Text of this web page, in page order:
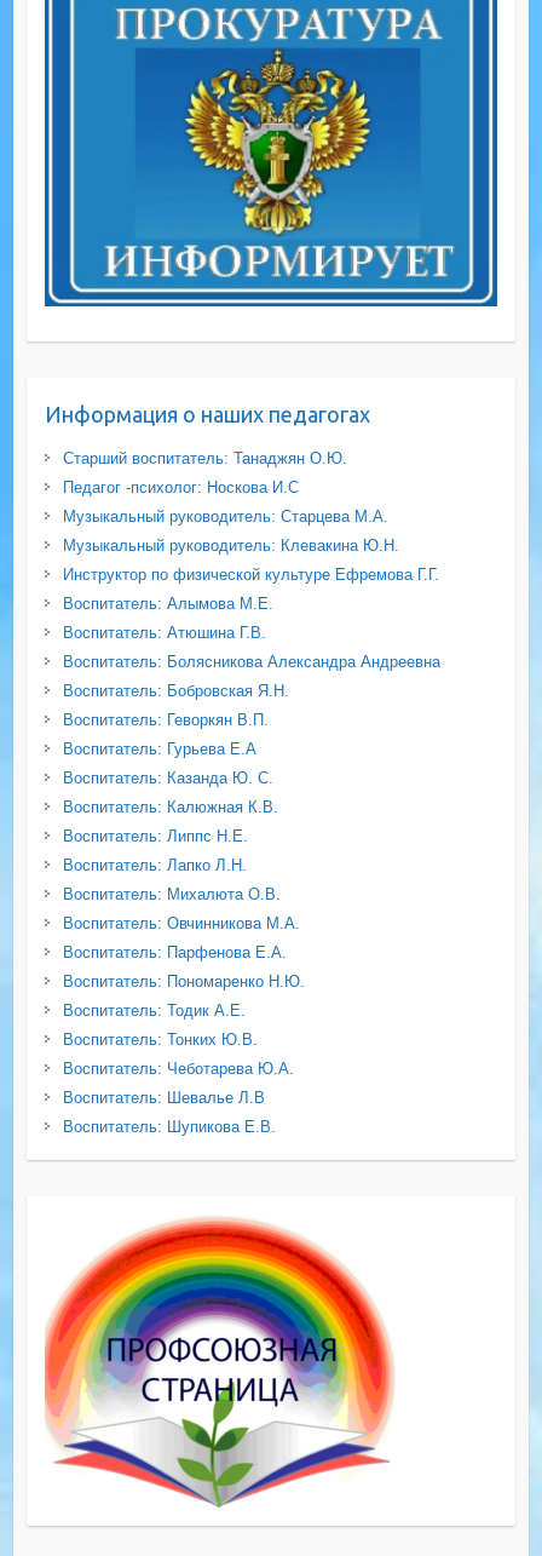
Информация о наших педагогах
Старший воспитатель: Танаджян О.Ю.
Педагог -психолог: Носкова И.С
Музыкальный руководитель: Старцева М.А.
Музыкальный руководитель: Клевакина Ю.Н.
Инструктор по физической культуре Ефремова Г.Г.
Воспитатель: Алымова М.Е.
Воспитатель: Атюшина Г.В.
Воспитатель: Болясникова Александра Андреевна
Воспитатель: Бобровская Я.Н.
Воспитатель: Геворкян В.П.
Воспитатель: Гурьева Е.А
Воспитатель: Казанда Ю. С.
Воспитатель: Калюжная К.В.
Воспитатель: Липпс Н.Е.
Воспитатель: Лапко Л.Н.
Воспитатель: Михалюта О.В.
Воспитатель: Овчинникова М.А.
Воспитатель: Парфенова Е.А.
Воспитатель: Пономаренко Н.Ю.
Воспитатель: Тодик А.Е.
Воспитатель: Тонких Ю.В.
Воспитатель: Чеботарева Ю.А.
Воспитатель: Шевалье Л.В
Воспитатель: Шупикова Е.В.